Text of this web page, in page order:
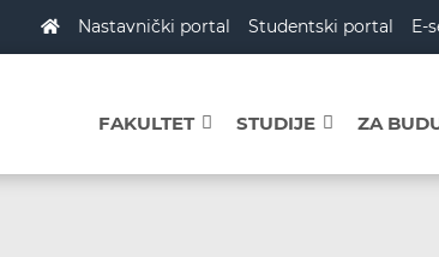
Nastavnički portal Studentski portal E-
FAKULTET STUDIJE ZA